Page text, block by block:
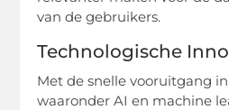
van de gebruikers.
Technologische
Met de snelle vooruitgang
waaronder AI en machine